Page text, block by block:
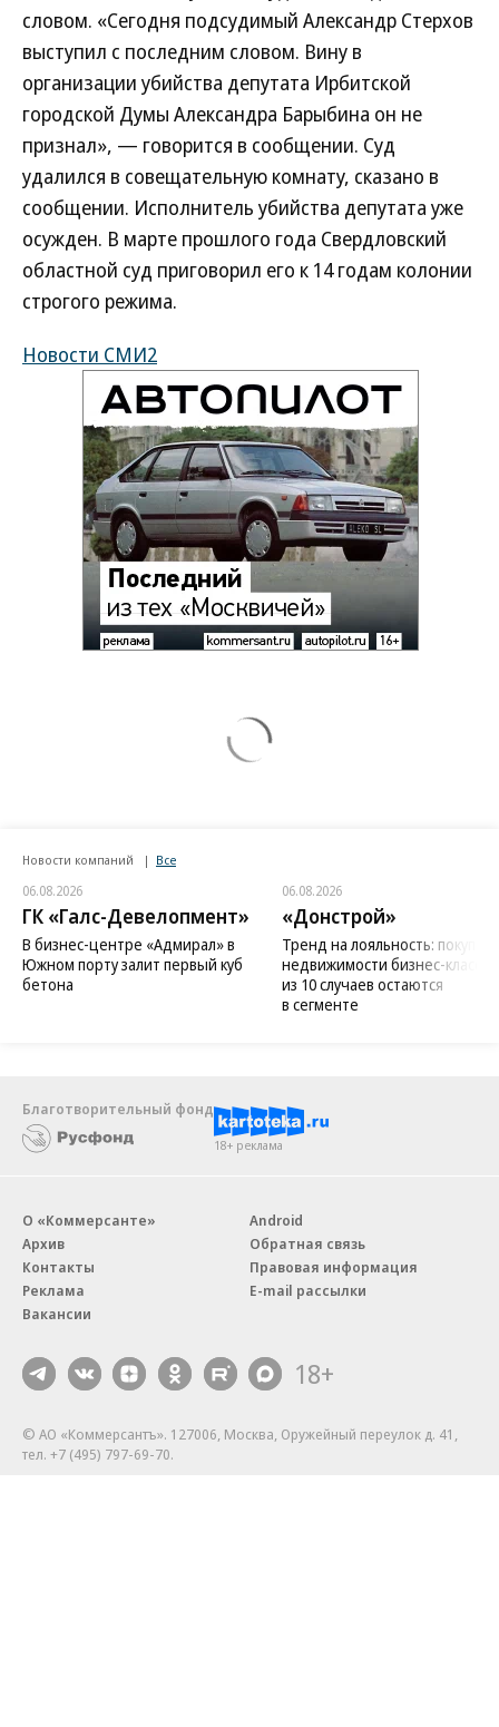
словом. «Сегодня подсудимый Александр Стерхов
выступил с последним словом. Вину в
организации убийства депутата Ирбитской
городской Думы Александра Барыбина он не
признал», — говорится в сообщении. Суд
удалился в совещательную комнату, сказано в
сообщении. Исполнитель убийства депутата уже
осужден. В марте прошлого года Свердловский
областной суд приговорил его к 14 годам колонии
строгого режима.
Новости СМИ2
Новости компаний Все
06.08.2026
ГК «Галс-Девелопмент»
В бизнес-центре «Адмирал» в
Южном порту залит первый куб
бетона
06.08.2026
«Донстрой»
Тренд на лояльность:
недвижимости бизнес-класса
из 10 случаев остаются
в сегменте
Благотворительный фонд
18+ реклама
О «Коммерсанте»
Архив
Контакты
Реклама
Вакансии
Android
Обратная связь
Правовая информация
E-mail рассылки
18+
© АО «Коммерсантъ». 127006, Москва, Оружейный переулок д. 41,
тел. +7 (495) 797-69-70.